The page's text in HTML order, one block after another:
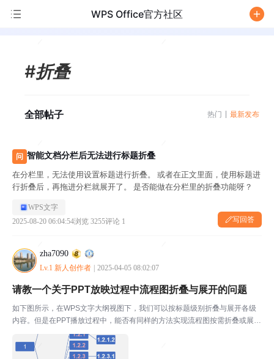
WPS Office官方社区
#折叠
全部帖子 热门 最新发布
问 智能文档分栏后无法进行标题折叠
在分栏里，无法使用设置标题进行折叠。 或者在正文里面，使用标题进
行折叠后，再拖进分栏就展开了。 是否能做在分栏里的折叠功能呀？
WPS文字
2025-08-20 06:04:54浏览 3255评论 1 写回答
zha7090
Lv.1 新人创作者 2025-04-05 08:02:07
请教一个关于PPT放映过程中流程图折叠与展开的问题
如下图所示，在WPS文字大纲视图下，我们可以按标题级别折叠与展开各级
内容。但是在PPT播放过程中，能否有同样的方法实现流程图按需折叠或展
开？如果设置一个白色方块，设置动画：点击退出、再点击又遮盖的方式，可
以实现。但这种方式不是我希望达到的。我期待的目标是：...